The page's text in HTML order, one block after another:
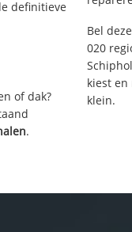
definitieve
of dak?
.
Bel
020
kiest
klein.